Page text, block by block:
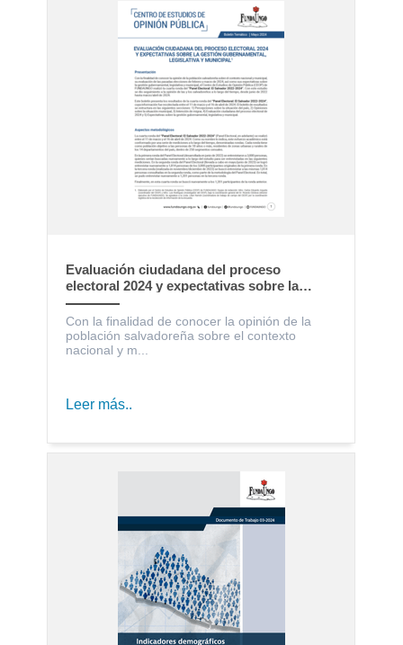
Evaluación ciudadana del proceso
electoral 2024 y expectativas sobre la
gestión gubernamental, legislativa y
municipal
Con la finalidad de conocer la opinión de la
población salvadoreña sobre el contexto
nacional y m...
Leer más..